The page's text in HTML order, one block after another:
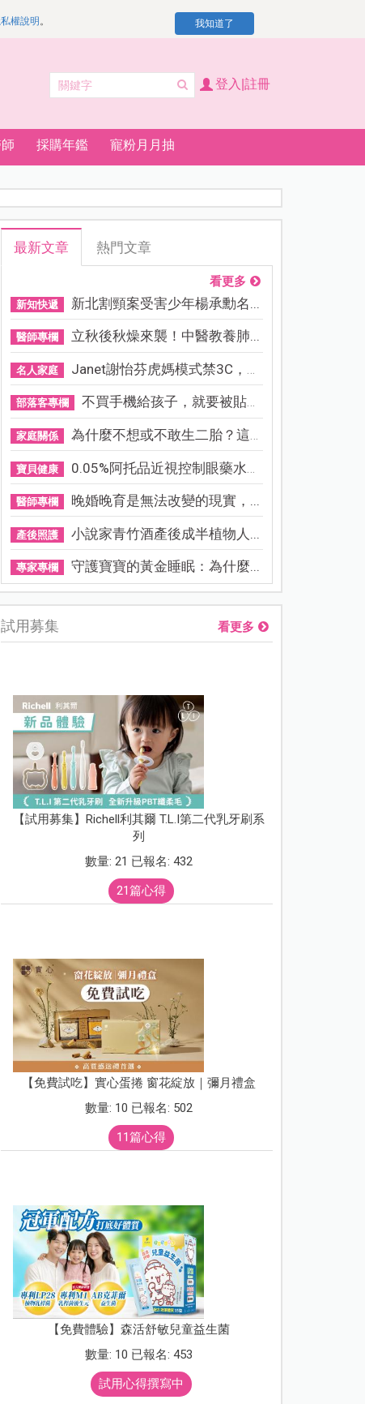
權說明 。 我知道了
登入|註冊
採購年鑑 寵粉月月抽
最新文章 熱門文章
看更多
新知快遞 新北割頸案受害少年楊承勳名...
醫師專欄 立秋後秋燥來襲！中醫教養肺...
名人家庭 Janet謝怡芬虎媽模式禁3C，看...
部落客專欄 不買手機給孩子，就要被貼「...
家庭關係 為什麼不想或不敢生二胎？這8...
寶貝健康 0.05%阿托品近視控制眼藥水納...
醫師專欄 晚婚晚育是無法改變的現實，...
產後照護 小說家青竹酒產後成半植物人...
專家專欄 守護寶寶的黃金睡眠：為什麼...
試用募集 看更多
【試用募集】Richell利其爾 T.L.I第二代乳牙刷系
列
數量: 21 已報名: 432
21篇心得
【免費試吃】實心蛋捲 窗花綻放｜彌月禮盒
數量: 10 已報名: 502
11篇心得
【免費體驗】森活舒敏兒童益生菌
數量: 10 已報名: 453
試用心得撰寫中